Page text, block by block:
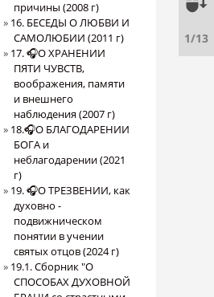
причины (2008 г)
16. БЕСЕДЫ О ЛЮБВИ И
САМОЛЮБИИ (2011 г)
17. 🎧О ХРАНЕНИИ
ПЯТИ ЧУВСТВ,
воображения, памяти
и внешнего
наблюдения (2007 г)
18.🎧О БЛАГОДАРЕНИИ
БОГА и
неблагодарении (2021
г)
19. 🎧О ТРЕЗВЕНИИ, как
духовно -
подвижническом
понятии в учении
святых отцов (2024 г)
19.1. Сборник "О
СПОСОБАХ ДУХОВНОЙ
1/13